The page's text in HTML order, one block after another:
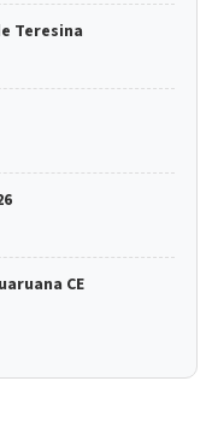
Teresina
CE